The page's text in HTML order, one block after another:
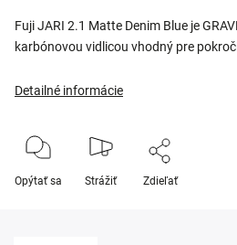
Fuji JARI 2.1 Matte Denim Blue je
karbónovou vidlicou vhodný pre
Detailné informácie
Opýtať sa Strážiť Zdieľať